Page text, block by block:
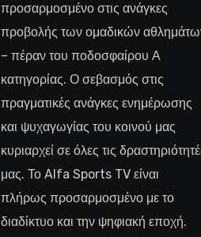
προσαρμοσμένο στις ανάγκες
προβολής των ομαδικών
– πέραν του ποδοσφαίρου Α
κατηγορίας. Ο σεβασμός στις
πραγματικές ανάγκες ενημέρωσης
και ψυχαγωγίας του κοινού μας
κυριαρχεί σε όλες τις
μας. Το Alfa Sports TV είναι
πλήρως προσαρμοσμένο με το
διαδίκτυο και την ψηφιακή εποχή.